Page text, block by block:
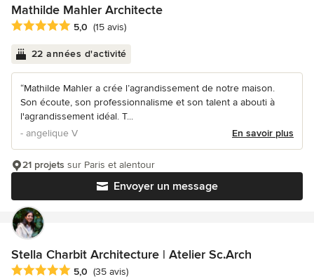
Mathilde Mahler Architecte
Note moyenne : 5 étoiles sur 5
5,0 (15 avis)
22 années d'activité
“Mathilde Mahler a crée l’agrandissement de notre maison.
Son écoute, son professionnalisme et son talent a abouti à
l'agrandissement idéal. T...
- angelique V
En savoir plus
Envoyer un message
21 projets sur Paris et alentour
Stella Charbit Architecture | Atelier Sc.Arch
Note moyenne : 5 étoiles sur 5
5,0 (35 avis)